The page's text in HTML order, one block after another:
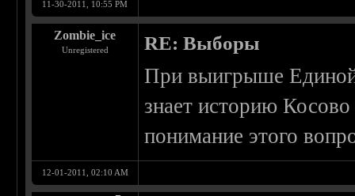
11-30-2011, 10:55 PM
Zombie_ice
Unregistered RE: Выборы
При выигрыше Единой
знает историю
понимание этого
12-01-2011, 02:10 AM